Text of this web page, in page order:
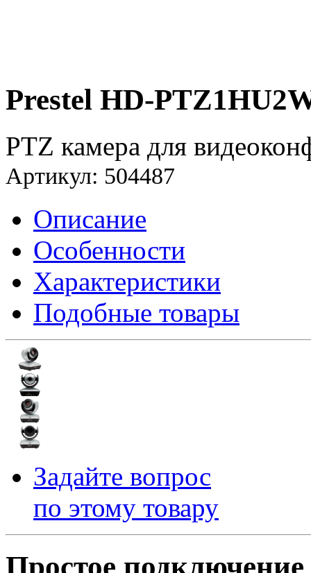
Prestel HD-
PTZ камера для
Артикул: 504487
Описание
Особенности
Характеристики
Подобные товары
Задайте вопрос
по этому товару
Простое